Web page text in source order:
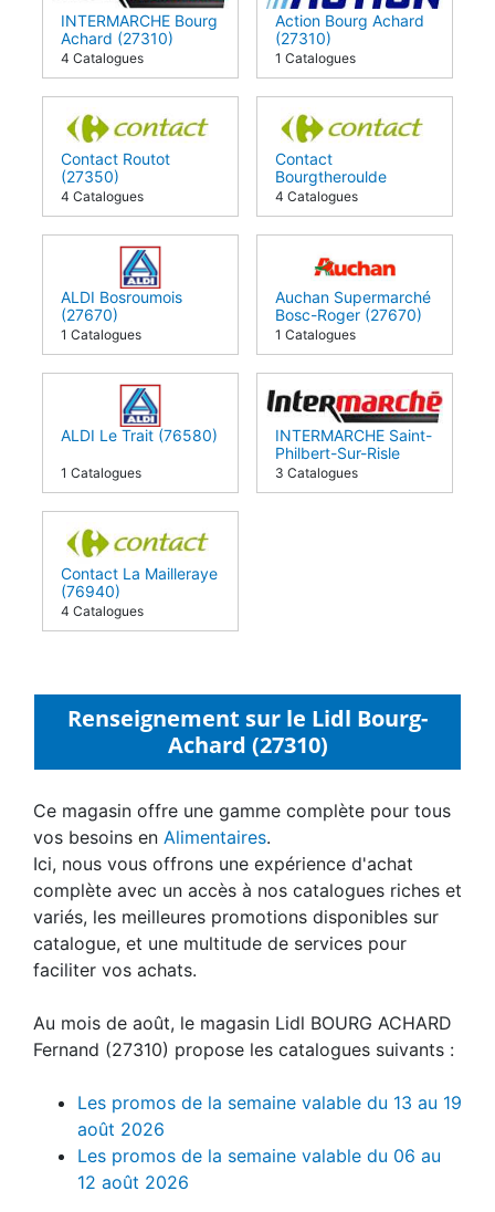
INTERMARCHE Bourg
Achard (27310)
4 Catalogues
Action Bourg Achard
(27310)
1 Catalogues
Contact Routot
(27350)
4 Catalogues
Contact
Bourgtheroulde
(27520)
4 Catalogues
ALDI Bosroumois
(27670)
1 Catalogues
Auchan Supermarché
Bosc-Roger (27670)
1 Catalogues
ALDI Le Trait (76580)
1 Catalogues
INTERMARCHE Saint-
Philbert-Sur-Risle
(27290)
3 Catalogues
Contact La Mailleraye
(76940)
4 Catalogues
Renseignement sur le Lidl Bourg-
Achard (27310)
Ce magasin offre une gamme complète pour tous
vos besoins en Alimentaires.
Ici, nous vous offrons une expérience d'achat
complète avec un accès à nos catalogues riches et
variés, les meilleures promotions disponibles sur
catalogue, et une multitude de services pour
faciliter vos achats.
Au mois de août, le magasin Lidl BOURG ACHARD
Fernand (27310) propose les catalogues suivants :
Les promos de la semaine valable du 13 au 19
août 2026
Les promos de la semaine valable du 06 au
12 août 2026